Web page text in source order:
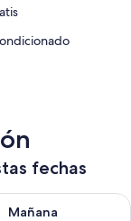
fechas
9 - ago 10
Mañana
disponibilidad